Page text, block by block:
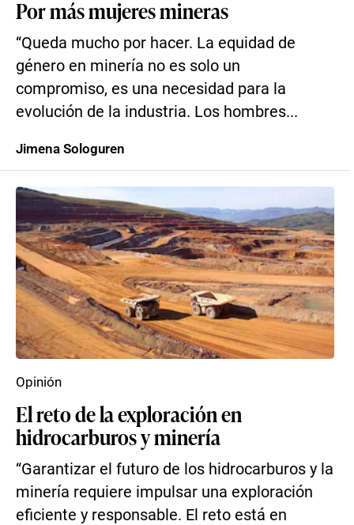
Por más mujeres mineras
“Queda mucho por hacer. La equidad de
género en minería no es solo un
compromiso, es una necesidad para la
evolución de la industria. Los hombres...
Jimena Sologuren
El reto de la exploración en
hidrocarburos y minería
“Garantizar el futuro de los hidrocarburos y la
minería requiere impulsar una exploración
eficiente y responsable. El reto está en
Opinión